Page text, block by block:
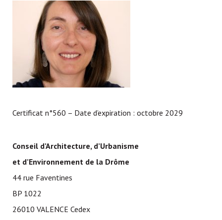
Certificat n°560 – Date d’expiration : octobre 2029
Conseil d’Architecture, d’Urbanisme
et d’Environnement de la Drôme
44 rue Faventines
BP 1022
26010 VALENCE Cedex